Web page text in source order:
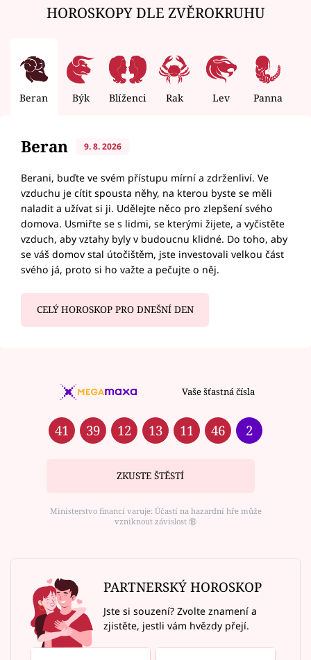
HOROSKOPY DLE ZVĚROKRUHU
Beran Býk Blíženci Rak Lev Panna
Beran 9. 8. 2026
Berani, buďte ve svém přístupu mírní a zdrženliví. Ve
vzduchu je cítit spousta něhy, na kterou byste se měli
naladit a užívat si ji. Udělejte něco pro zlepšení svého
domova. Usmiřte se s lidmi, se kterými žijete, a vyčistěte
vzduch, aby vztahy byly v budoucnu klidné. Do toho, aby
se váš domov stal útočištěm, jste investovali velkou část
svého já, proto si ho važte a pečujte o něj.
CELÝ HOROSKOP PRO DNEŠNÍ DEN
Vaše šťastná čísla
41 39 12 13 11 46 2
ZKUSTE ŠTĚSTÍ
Ministerstvo financí varuje: Účastí na hazardní hře může
vzniknout závislost ⑱
PARTNERSKÝ HOROSKOP
Jste si souzení? Zvolte znamení a
zjistěte, jestli vám hvězdy přejí.